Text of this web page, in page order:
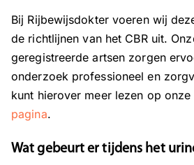
Bij Rijbewijsdokter voeren wij
de richtlijnen van het CBR uit.
geregistreerde artsen zorgen
onderzoek professioneel en
kunt hierover meer lezen op onze
pagina.
Wat gebeurt er tijdens het